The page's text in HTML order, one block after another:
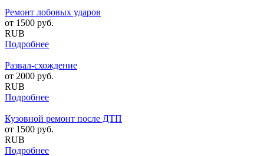
Ремонт лобовых ударов
от 1500 руб.
RUB
Подробнее
Развал-схождение
от 2000 руб.
RUB
Подробнее
Кузовной ремонт после ДТП
от 1500 руб.
RUB
Подробнее